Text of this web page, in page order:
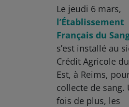
Le jeudi 6 mars,
l’Établissement
Français du
s’est installé au
Crédit Agricole
Est, à Reims,
collecte de sang.
fois de plus, les